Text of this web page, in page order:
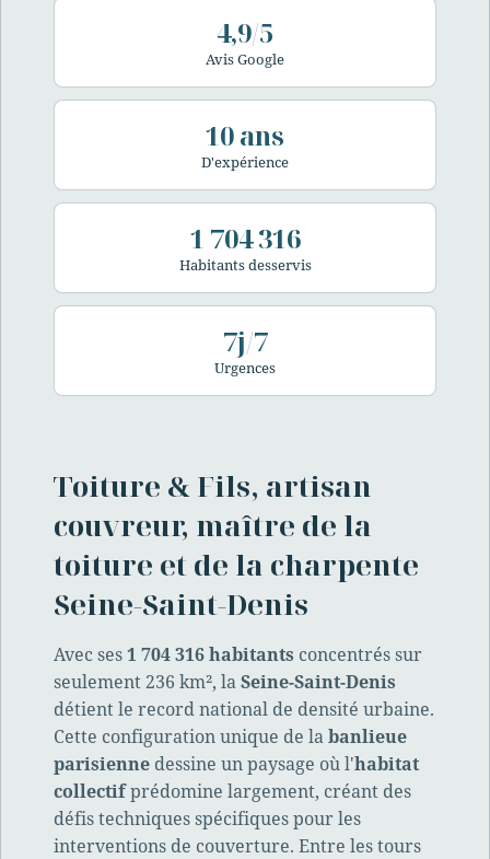
4,9/5
Avis Google
10 ans
D'expérience
1 704 316
Habitants desservis
7j/7
Urgences
Toiture & Fils, artisan
couvreur, maître de la
toiture et de la charpente
Seine-Saint-Denis
Avec ses1 704 316 habitants concentrés sur
seulement 236 km², laSeine-Saint-Denis
détient le record national de densité urbaine.
Cette configuration unique de labanlieue
parisienne dessine un paysage où l'habitat
collectifprédomine largement, créant des
défis techniques spécifiques pour les
interventions de couverture. Entre les tours